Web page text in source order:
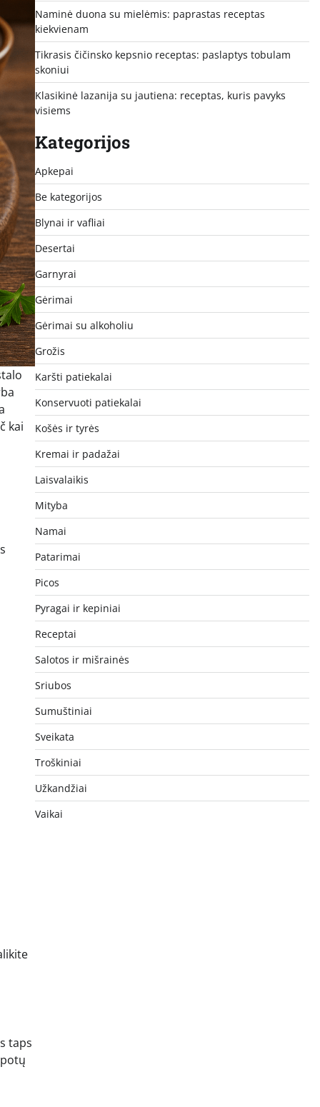
kai
taps
Naminė duona su mielėmis: paprastas receptas
kiekvienam
Tikrasis čičinsko kepsnio receptas: paslaptys tobulam
skoniui
Klasikinė lazanija su jautiena: receptas, kuris pavyks
visiems
Kategorijos
Apkepai
Be kategorijos
Blynai ir vafliai
Desertai
Garnyrai
Gėrimai
Gėrimai su alkoholiu
Grožis
Karšti patiekalai
Konservuoti patiekalai
Košės ir tyrės
Kremai ir padažai
Laisvalaikis
Mityba
Namai
Patarimai
Picos
Pyragai ir kepiniai
Receptai
Salotos ir mišrainės
Sriubos
Sumuštiniai
Sveikata
Troškiniai
Užkandžiai
Vaikai